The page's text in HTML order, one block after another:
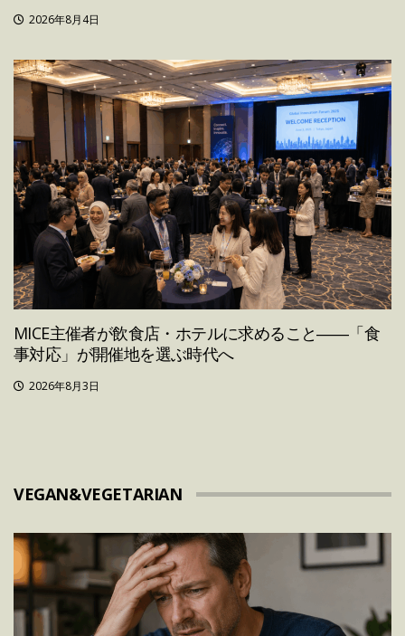
2026年8月4日
MICE主催者が飲食店・ホテルに求めること――「食
事対応」が開催地を選ぶ時代へ
2026年8月3日
VEGAN&VEGETARIAN